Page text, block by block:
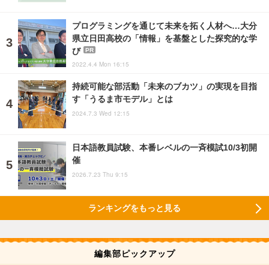
プログラミングを通じて未来を拓く人材へ…大分
県立日田高校の「情報」を基盤とした探究的な学
び
PR
2022.4.4 Mon 16:15
持続可能な部活動「未来のブカツ」の実現を目指
す「うるま市モデル」とは
2024.7.3 Wed 12:15
日本語教員試験、本番レベルの一斉模試10/3初開
催
2026.7.23 Thu 9:15
ランキングをもっと見る
編集部ピックアップ